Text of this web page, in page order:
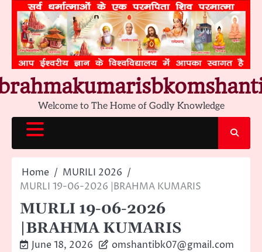
content
Welcome to The Home of Godly Knowledge
Home
MURILI 2026
MURLI 19-06-2026 |BRAHMA KUMARIS
MURLI 19-06-2026
|BRAHMA KUMARIS
June 18, 2026 omshantibk07@gmail.com